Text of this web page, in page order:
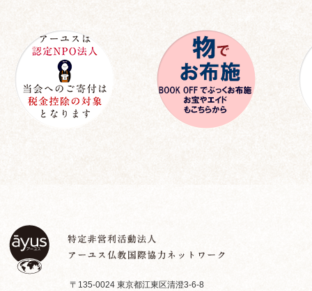
〒135-0024 東京都江東区清澄3-6-8